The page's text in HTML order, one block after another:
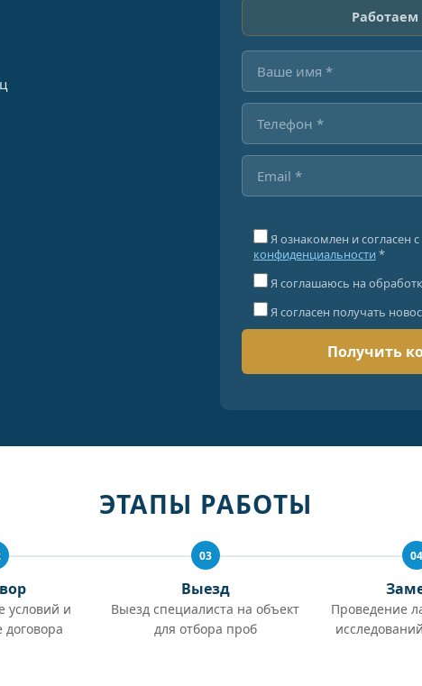
Я ознакомлен и согласен
конфиденциальности *
Я соглашаюсь на
Я согласен получать
ЭТАПЫ РАБОТЫ
условий и
03
Выезд
Выезд специалиста на объект
для отбора проб
04
Проведение